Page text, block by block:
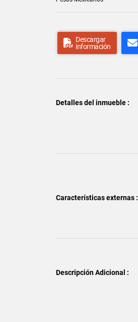
Descargar
información
Detalles del inmueble :
Características externas :
Descripción Adicional :